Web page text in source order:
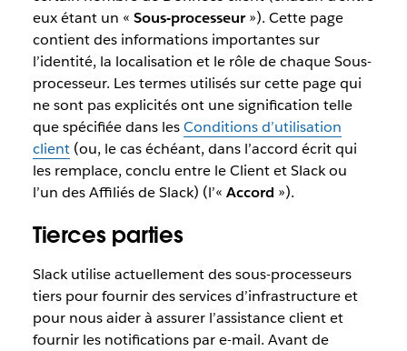
eux étant un « Sous-processeur»). Cette page
contient des informations importantes sur
l’identité, la localisation et le rôle de chaque Sous-
processeur. Les termes utilisés sur cette page qui
ne sont pas explicités ont une signification telle
que spécifiée dans lesConditions d’utilisation
client(ou, le cas échéant, dans l’accord écrit qui
les remplace, conclu entre le Client et Slack ou
l’un des Affiliés de Slack) (l’« Accord »).
Tierces parties
Slack utilise actuellement des sous-processeurs
tiers pour fournir des services d’infrastructure et
pour nous aider à assurer l’assistance client et
fournir les notifications par e-mail. Avant de